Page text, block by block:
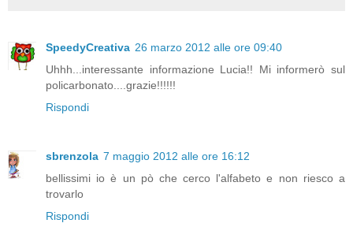
SpeedyCreativa 26 marzo 2012 alle ore 09:40
Uhhh...interessante informazione Lucia!! Mi informerò sul
policarbonato....grazie!!!!!!
Rispondi
sbrenzola 7 maggio 2012 alle ore 16:12
bellissimi io è un pò che cerco l'alfabeto e non riesco a
trovarlo
Rispondi